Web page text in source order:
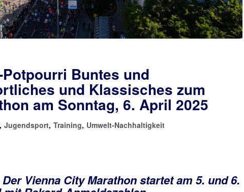
Buntes und
und Klassisches zum
am Sonntag, 6. April 2025
Jugendsport, Training, Umwelt-Nachhaltigkeit
Vienna City Marathon startet am 5. und 6.